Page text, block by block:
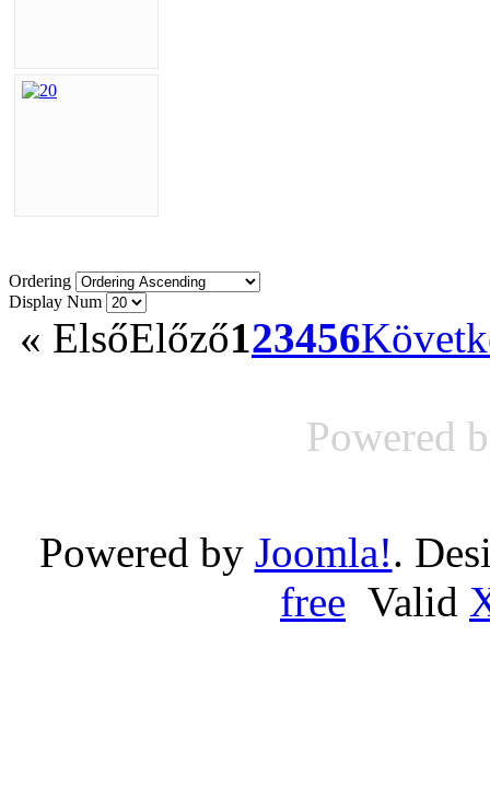
Ordering
Display Num
« ElsőElőző123456
Powered
Powered by Joomla!.
free Valid